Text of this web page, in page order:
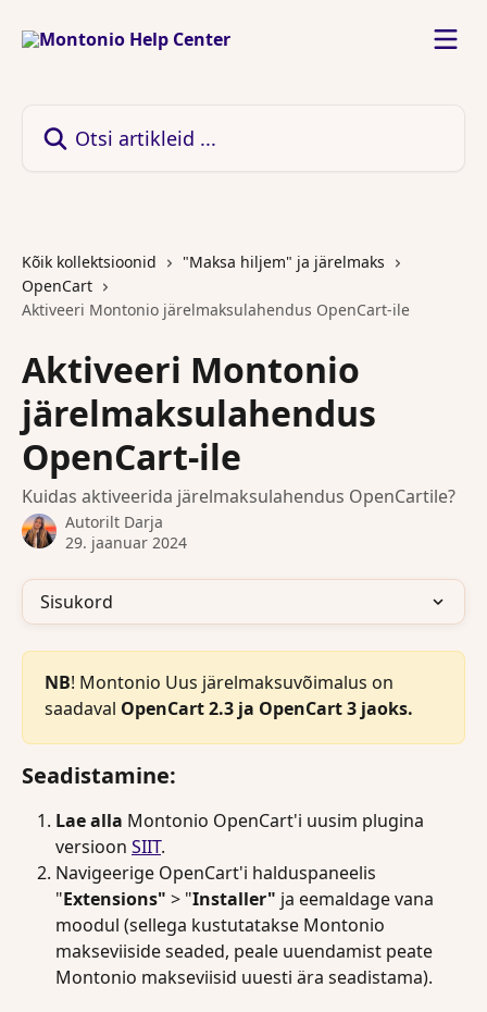
Kõik kollektsioonid
"Maksa hiljem" ja järelmaks
OpenCart
Aktiveeri Montonio järelmaksulahendus OpenCart-ile
Aktiveeri Montonio
järelmaksulahendus
OpenCart-ile
Kuidas aktiveerida järelmaksulahendus OpenCartile?
Autorilt Darja
29. jaanuar 2024
Sisukord
NB! Montonio Uus järelmaksuvõimalus on
saadaval OpenCart 2.3 ja OpenCart 3 jaoks.
Seadistamine:
Lae alla Montonio OpenCart'i uusim plugina
versioon SIIT.
Navigeerige OpenCart'i halduspaneelis
"Extensions" > "Installer" ja eemaldage vana
moodul (sellega kustutatakse Montonio
makseviiside seaded, peale uuendamist peate
Montonio makseviisid uuesti ära seadistama).